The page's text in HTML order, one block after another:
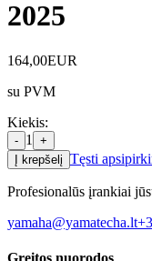
2025
164,00EUR
su PVM
Kiekis:
- 1
+
Į krepšelį Tęsti
Profesionalūs įrankiai
yamaha@yamatecha.lt
Greitos nuorodos